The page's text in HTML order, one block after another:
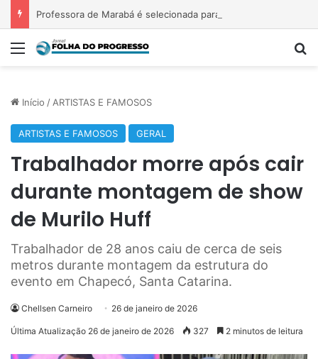
Menu
Início / ARTISTAS E FAMOSOS
ARTISTAS E FAMOSOS GERAL
Trabalhador morre após cair
durante montagem de show
de Murilo Huff
Trabalhador de 28 anos caiu de cerca de seis
metros durante montagem da estrutura do
evento em Chapecó, Santa Catarina.
Chellsen Carneiro 26 de janeiro de 2026
Última Atualização 26 de janeiro de 2026 327 2 minutos de leitura